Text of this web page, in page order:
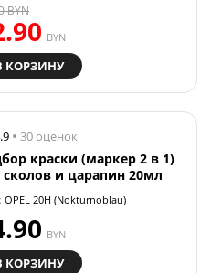
BYN
BYN
КОРЗИНУ
30 оценок
краски (маркер 2 в 1)
сколов и царапин 20мл
OPEL 20H (Nokturnoblau)
BYN
КОРЗИНУ